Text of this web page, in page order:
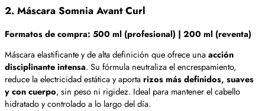
2. Máscara Somnia Avant Curl
Formatos de compra: 500 ml (profesional) | 200 ml (reventa)
Máscara elastificante y de alta definición que ofrece unaacción
disciplinante intensa. Su fórmula neutraliza el encrespamiento,
reduce la electricidad estática y aportarizos más definidos, suaves
y con cuerpo, sin peso ni rigidez. Ideal para mantener el cabello
hidratado y controlado a lo largo del día.